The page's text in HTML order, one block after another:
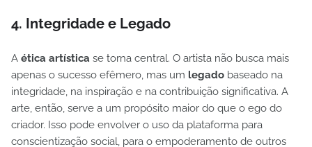
4. Integridade e Legado
A ética artística se torna central. O artista não busca mais
apenas o sucesso efêmero, mas um legado baseado na
integridade, na inspiração e na contribuição significativa. A
arte, então, serve a um propósito maior do que o ego do
criador. Isso pode envolver o uso da plataforma para
conscientização social, para o empoderamento de outros